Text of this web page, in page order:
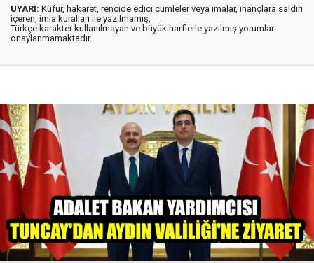
UYARI: Küfür, hakaret, rencide edici cümleler veya imalar, inançlara saldırı
içeren, imla kuralları ile yazılmamış,
Türkçe karakter kullanılmayan ve büyük harflerle yazılmış yorumlar
onaylanmamaktadır.